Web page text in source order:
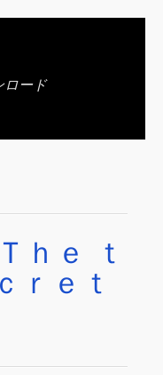
ロード
ｈｅ ｔ
ｒｅｔ